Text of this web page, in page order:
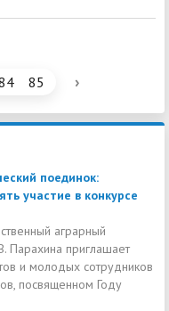
85 ›
поединок:
участие в конкурсе
аграрный
Парахина приглашает
и молодых сотрудников
посвященном Году